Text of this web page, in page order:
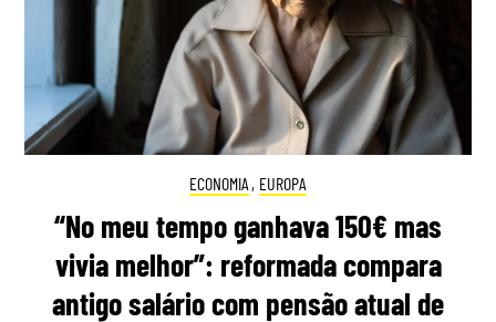
ECONOMIA , EUROPA
“No meu tempo ganhava 150€ mas
vivia melhor”: reformada compara
antigo salário com pensão atual de